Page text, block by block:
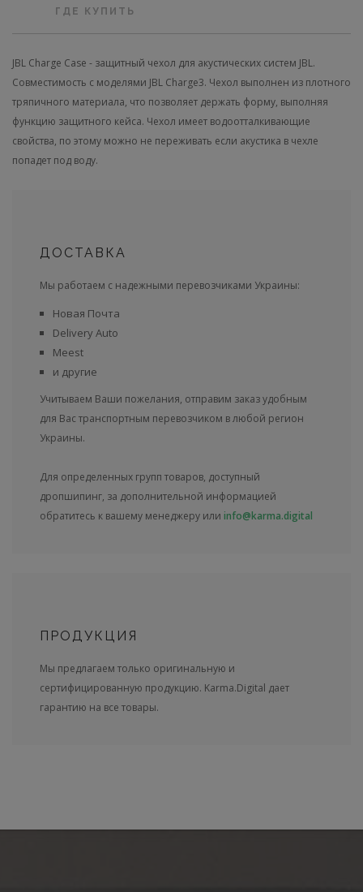
ГДЕ КУПИТЬ
JBL Charge Case - защитный чехол для акустических систем JBL.
Совместимость с моделями JBL Charge3. Чехол выполнен из плотного
тряпичного материала, что позволяет держать форму, выполняя
функцию защитного кейса. Чехол имеет водоотталкивающие
свойства, по этому можно не переживать если акустика в чехле
попадет под воду.
ДОСТАВКА
Мы работаем с надежными перевозчиками Украины:
Новая Почта
Delivery Auto
Meest
и другие
Учитываем Ваши пожелания, отправим заказ удобным
для Вас транспортным перевозчиком в любой регион
Украины.
Для определенных групп товаров, доступный
дропшипинг, за дополнительной информацией
обратитесь к вашему менеджеру или info@karma.digital
ПРОДУКЦИЯ
Мы предлагаем только оригинальную и
сертифицированную продукцию. Karma.Digital дает
гарантию на все товары.